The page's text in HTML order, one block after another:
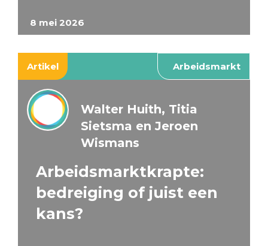
8 mei 2026
Artikel Arbeidsmarkt
Walter Huith, Titia
Sietsma en Jeroen
Wismans
Arbeidsmarktkrapte:
bedreiging of juist een
kans?